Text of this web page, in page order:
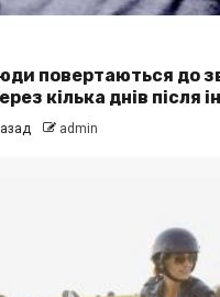
повертаються до
кілька днів після
admin